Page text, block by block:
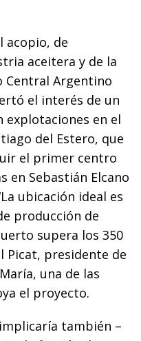
acopio, de
aceitera y de la
Central Argentino
el interés de un
en el
del Estero, que
el primer centro
en Sebastián Elcano
ubicación ideal es
producción de
supera los 350
Picat, presidente de
una de las
el proyecto.
también –